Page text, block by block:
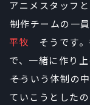
アニメスタッフ
――制作チームの一
平牧 そうです。
で、一緒に作り
――そういう体制
ていこうとした